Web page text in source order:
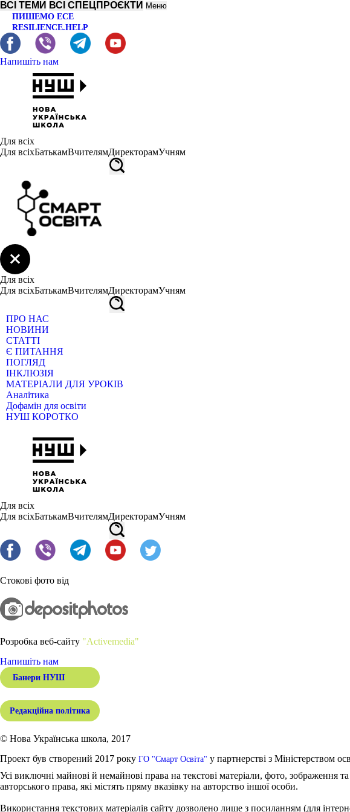
ВСІ ТЕМИ ВСІ СПЕЦПРОЄКТИ Меню
ПИШЕМО ЕСЕ
RESILIENCE.HELP
Напишіть нам
Для всіх
Для всіхБатькамВчителямДиректорамУчням
Для всіх
Для всіхБатькамВчителямДиректорамУчням
ПРО НАС
НОВИНИ
СТАТТІ
Є ПИТАННЯ
ПОГЛЯД
ІНКЛЮЗІЯ
МАТЕРІАЛИ ДЛЯ УРОКІВ
Аналітика
Дофамін для освіти
НУШ КОРОТКО
Для всіх
Для всіхБатькамВчителямДиректорамУчням
Стокові фото від
Розробка веб-сайту "Activemedia"
Напишіть нам
Банери НУШ
Редакційна політика
© Нова Українська школа, 2017
Проект був створений 2017 року ГО "Смарт Освіта" у партнерстві з Міністерством
Усі виключні майнові й немайнові права на текстові матеріали, фото, зображення
авторського права, які містять пряму вказівку на авторство іншої особи.
Використання текстових матеріалів сайту дозволено лише з посиланням (для